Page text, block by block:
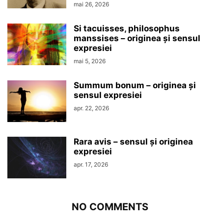
mai 26, 2026
Si tacuisses, philosophus
manssises – originea şi sensul
expresiei
mai 5, 2026
Summum bonum – originea şi
sensul expresiei
apr. 22, 2026
Rara avis – sensul şi originea
expresiei
apr. 17, 2026
NO COMMENTS